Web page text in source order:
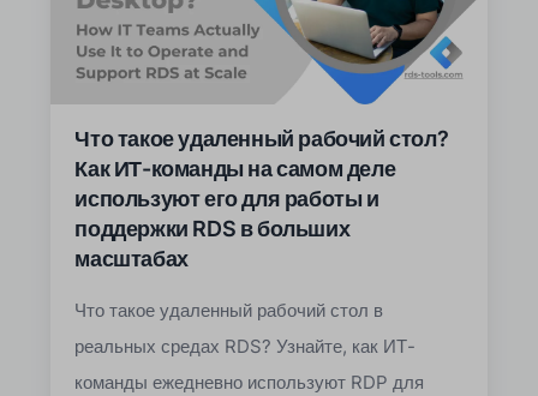
Что такое удаленный рабочий стол?
Как ИТ-команды на самом деле
используют его для работы и
поддержки RDS в больших
масштабах
Что такое удаленный рабочий стол в
реальных средах RDS? Узнайте, как ИТ-
команды ежедневно используют RDP для